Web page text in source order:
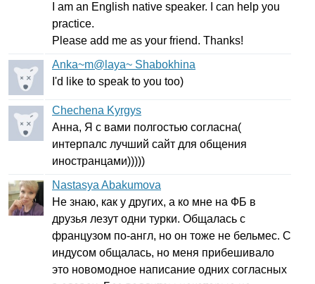
am an English native speaker. can help you
practice.
Please add me as your friend. Thanks!
Anka~m@laya~ Shabokhina
I'd
like to speak to you too)
Chechena Kyrgys
Анна, Я с вами полгостью согласна(
интерпалс лучший сайт для общения
иностранцами)))))
Nastasya Abakumova
Не знаю, как у других, а ко мне на ФБ в
друзья лезут одни турки. Общалась с
французом по-англ, но он тоже не бельмес. С
индусом общалась, но меня прибешивало
это новомодное написание одних согласных